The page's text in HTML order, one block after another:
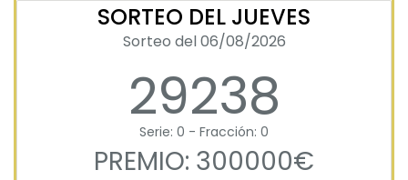
SORTEO DEL JUEVES
Sorteo del 06/08/2026
29238
Serie: 0 - Fracción: 0
PREMIO: 300000€